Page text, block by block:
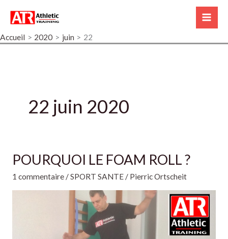
contenu
Accueil 2020 juin 22
22 juin 2020
POURQUOI LE FOAM ROLL ?
1 commentaire /SPORT SANTE/ Pierric Ortscheit
POURQUOI
d
r
a
i